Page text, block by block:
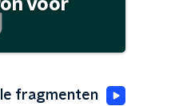
voor
fragmenten